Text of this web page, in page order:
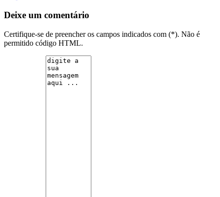
Deixe um comentário
Certifique-se de preencher os campos indicados com (*). Não é
permitido código HTML.